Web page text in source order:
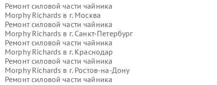
Ремонт силовой части чайника
Morphy Richards в г. Москва
Ремонт силовой части чайника
Morphy Richards в г. Санкт-Петербург
Ремонт силовой части чайника
Morphy Richards в г. Краснодар
Ремонт силовой части чайника
Morphy Richards в г. Ростов-на-Дону
Ремонт силовой части чайника